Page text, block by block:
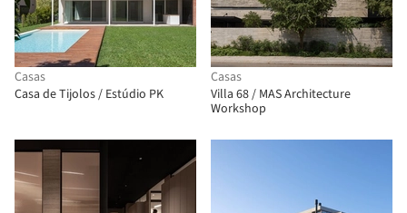
Casas
Casa de Tijolos / Estúdio PK
Casas
Villa 68 / MAS Architecture
Workshop